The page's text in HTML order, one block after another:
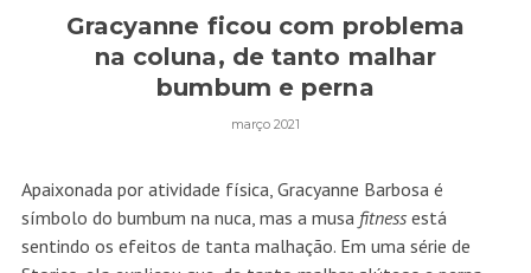
Gracyanne ficou com problema
na coluna, de tanto malhar
bumbum e perna
março 2021
Apaixonada por atividade física, Gracyanne Barbosa é
símbolo do bumbum na nuca, mas a musa fitnessestá
sentindo os efeitos de tanta malhação. Em uma série de